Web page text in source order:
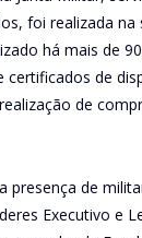
foi realizada na
há mais de
certificados de
de
presença de
Executivo e